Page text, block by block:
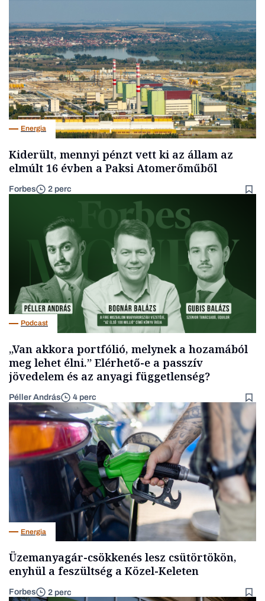
Energia
Kiderült, mennyi pénzt vett ki az állam az
elmúlt 16 évben a Paksi Atomerőműből
Forbes 2 perc
Podcast
„Van akkora portfólió, melynek a hozamából
meg lehet élni.” Elérhető-e a passzív
jövedelem és az anyagi függetlenség?
Péller András 4 perc
Energia
Üzemanyagár-csökkenés lesz csütörtökön,
enyhül a feszültség a Közel-Keleten
Forbes 2 perc